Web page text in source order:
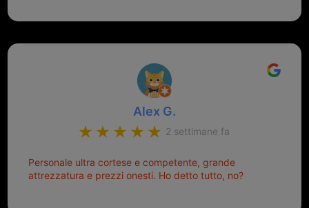
Alex G.
2 settimane fa
Personale ultra cortese e competente, grande
attrezzatura e prezzi onesti. Ho detto tutto, no?